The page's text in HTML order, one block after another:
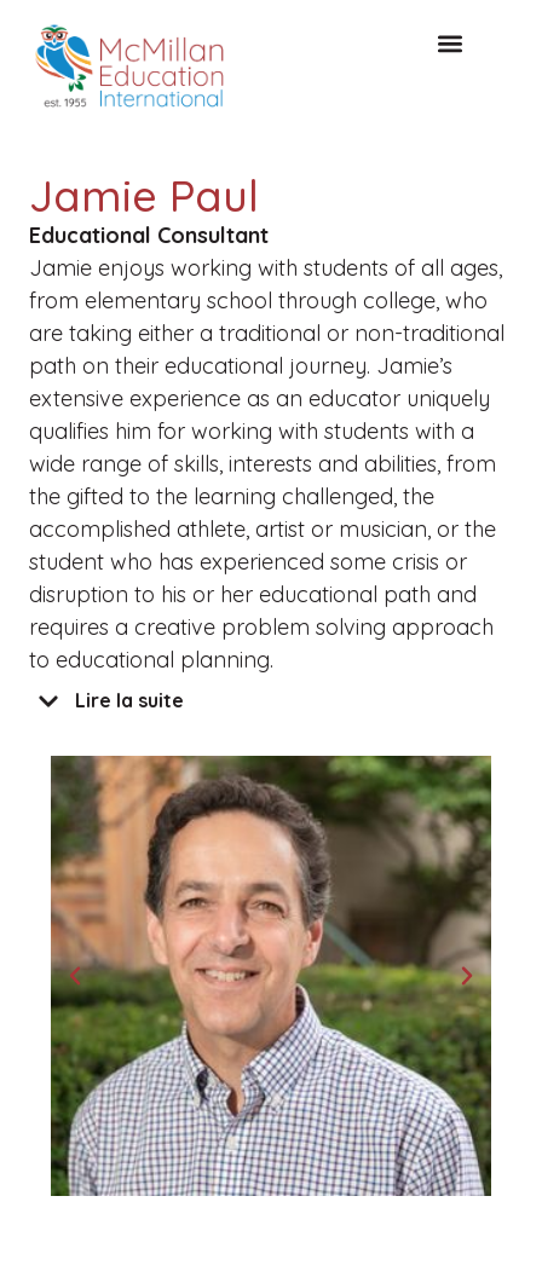
Jamie Paul
Educational Consultant
Jamie enjoys working with students of all ages,
from elementary school through college, who
are taking either a traditional or non-traditional
path on their educational journey. Jamie’s
extensive experience as an educator uniquely
qualifies him for working with students with a
wide range of skills, interests and abilities, from
the gifted to the learning challenged, the
accomplished athlete, artist or musician, or the
student who has experienced some crisis or
disruption to his or her educational path and
requires a creative problem solving approach
to educational planning.
Lire la suite